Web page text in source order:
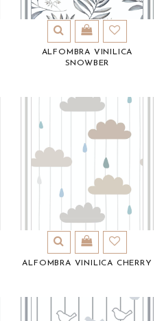
ALFOMBRA VINILICA
SNOWBER
ALFOMBRA VINILICA CHERRY